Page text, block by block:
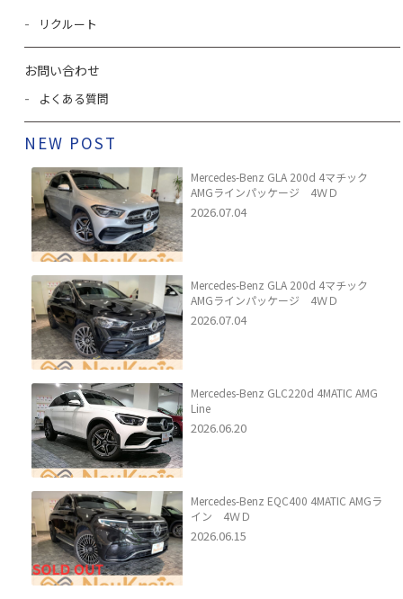
リクルート
お問い合わせ
よくある質問
NEW POST
Mercedes-Benz GLA 200d 4マチック
AMGラインパッケージ 4ＷＤ
2026.07.04
Mercedes-Benz GLA 200d 4マチック
AMGラインパッケージ 4ＷＤ
2026.07.04
Mercedes-Benz GLC220d 4MATIC AMG
Line
2026.06.20
Mercedes-Benz EQC400 4MATIC AMGラ
イン 4ＷＤ
2026.06.15